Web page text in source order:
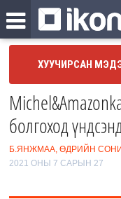
ХУУЧИРСАН
болгоход
Б.ЯНЖМАА, ӨДРИЙН
2021 ОНЫ 7 САРЫН 27